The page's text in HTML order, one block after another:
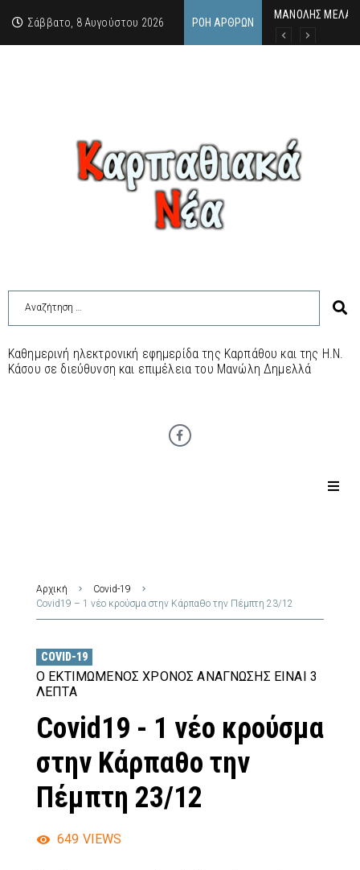
Σάββατο, 8 Αυγούστου 2026 ΡΟΉ ΆΡΘΡΩΝ
MΑΝΟΛΗΣ ΜΕΛΑΣ:
ΕΚΔΗΛΩΣΗ ΤΙΜΗΣ
Κάθε καλοκαίρι
Καθημερινή ηλεκτρονική εφημερίδα της Καρπάθου και της Η.Ν.
Κάσου σε διεύθυνση και επιμέλεια του Μανώλη Δημελλά
Αρχική
Covid-19
Covid19 – 1 νέο κρούσμα στην Κάρπαθο την Πέμπτη 23/12
COVID-19
Ο ΕΚΤΙΜΏΜΕΝΟΣ ΧΡΌΝΟΣ ΑΝΆΓΝΩΣΗΣ ΕΊΝΑΙ 3
ΛΕΠΤΆ
Covid19 - 1 νέο κρούσμα
στην Κάρπαθο την
Πέμπτη 23/12
649 VIEWS